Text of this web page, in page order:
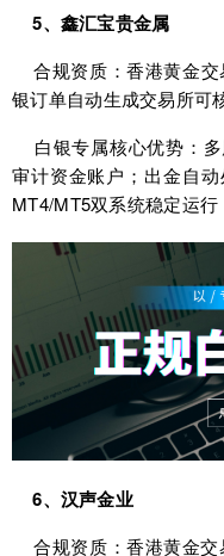
5、鑫汇宝贵金属
合规资质：香港黄金交
银订单自动生成交易所可
白银专属核心优势：多
审计资金账户；出金自
MT4/MT5双系统稳定运行
6、汉声金业
合规资质：香港黄金交